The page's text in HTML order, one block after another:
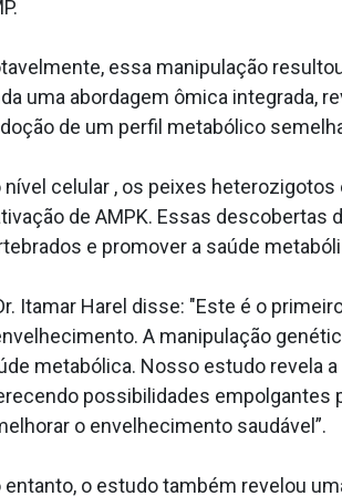
essa manipulação
uma abordagem ômica integrada,
de um perfil metabólico
nível celular , os peixes
de AMPK. Essas descobertas
e promover a saúde
Itamar Harel disse: "Este é o
A manipulação
metabólica. Nosso estudo revela
possibilidades empolgantes
o envelhecimento saudável”.
entanto, o estudo também revelou